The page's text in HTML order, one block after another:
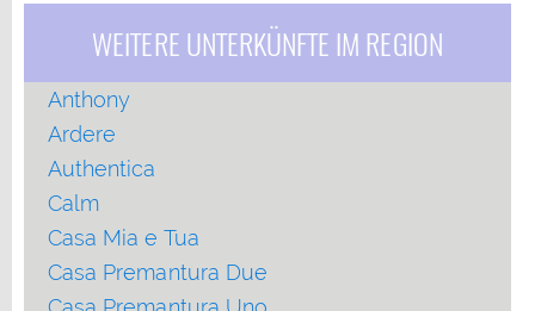
WEITERE UNTERKÜNFTE IM REGION
Anthony
Ardere
Authentica
Calm
Casa Mia e Tua
Casa Premantura Due